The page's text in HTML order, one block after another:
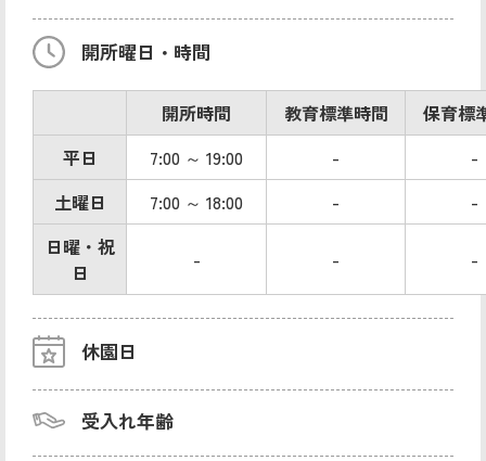
開所曜日・時間
開所時間 教育標準時間
保育標
平日
7:00 ～ 19:00 -
-
土曜日
7:00 ～ 18:00 -
-
日曜・祝
日
- - -
休園日
受入れ年齢